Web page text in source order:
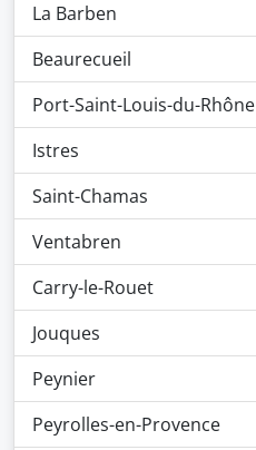
La Barben
Beaurecueil
Port-Saint-Louis-du-Rhône
Istres
Saint-Chamas
Ventabren
Carry-le-Rouet
Jouques
Peynier
Peyrolles-en-Provence